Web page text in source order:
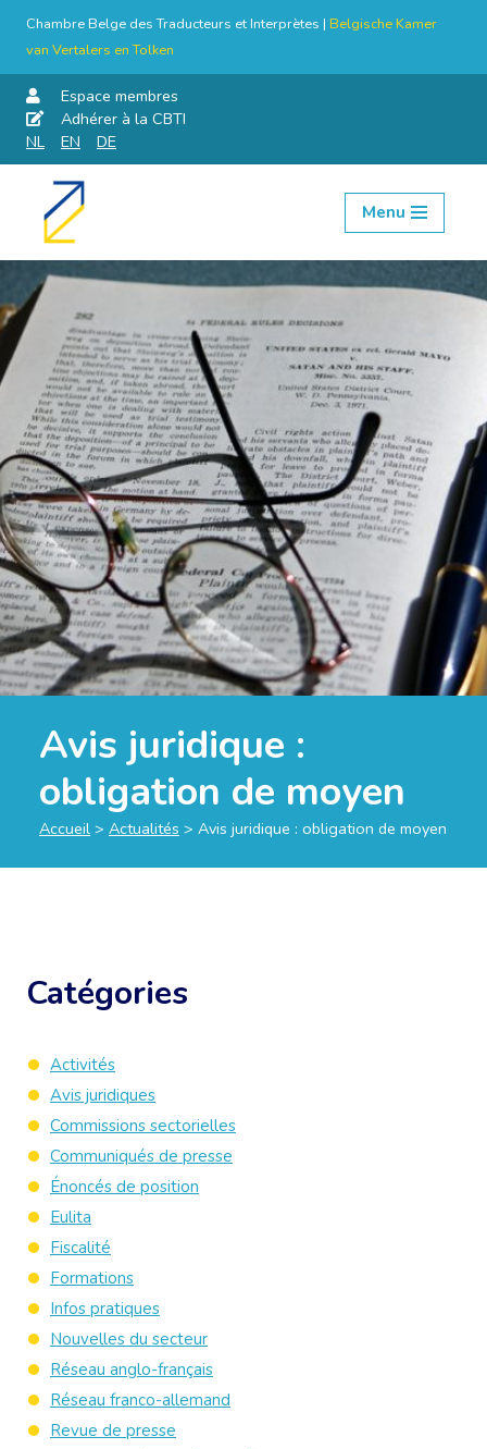
Chambre Belge des Traducteurs et Interprètes | Belgische Kamer
van Vertalers en Tolken
Espace membres
Adhérer à la CBTI
NL
EN DE
Aller
contenu
Menu
Avis juridique :
obligation de moyen
Accueil > Actualités > Avis juridique : obligation de moyen
Catégories
Activités
Avis juridiques
Commissions sectorielles
Communiqués de presse
Énoncés de position
Eulita
Fiscalité
Formations
Infos pratiques
Nouvelles du secteur
Réseau anglo-français
Réseau franco-allemand
Revue de presse